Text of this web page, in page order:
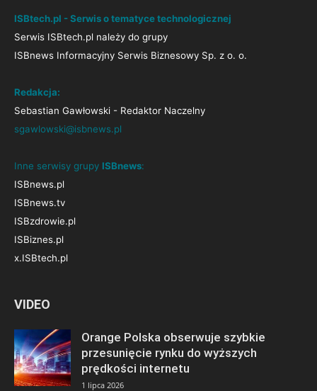
ISBtech.pl - Serwis o tematyce technologicznej
Serwis ISBtech.pl należy do grupy
ISBnews Informacyjny Serwis Biznesowy Sp. z o. o.
Redakcja:
Sebastian Gawłowski - Redaktor Naczelny
sgawlowski@isbnews.pl
Inne serwisy grupy ISBnews:
ISBnews.pl
ISBnews.tv
ISBzdrowie.pl
ISBiznes.pl
x.ISBtech.pl
VIDEO
Orange Polska obserwuje szybkie
przesunięcie rynku do wyższych
prędkości internetu
1 lipca 2026